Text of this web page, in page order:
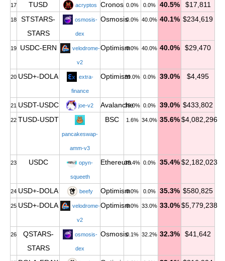
17 TUSD acryptos Cronos 0.0% 0.0% 40.5% $17,811
18
STSTARS-
STARS
osmosis-
dex
Osmosis0.0% 40.0% 40.1% $234,619
19 USDC-ERN velodrome-
v2
Optimism0.0% 40.0% 40.0% $29,470
20 USD+-DOLA extra-
finance
Optimism39.0% 0.0% 39.0% $4,495
21 USDT-USDC joe-v2 Avalanche
39.0% 0.0% 39.0% $433,802
22 TUSD-USDT
pancakeswap-
amm-v3
BSC 1.6% 34.0% 35.6% $4,082,296
23 USDC opyn-
squeeth
Ethereum35.4% 0.0% 35.4% $2,182,023
24 USD+-DOLA beefy Optimism0.0% 0.0% 35.3% $580,825
25 USD+-DOLA velodrome-
v2
Optimism0.0% 33.0% 33.0% $5,779,238
26
QSTARS-
STARS
osmosis-
dex
Osmosis0.1% 32.2% 32.3% $41,642